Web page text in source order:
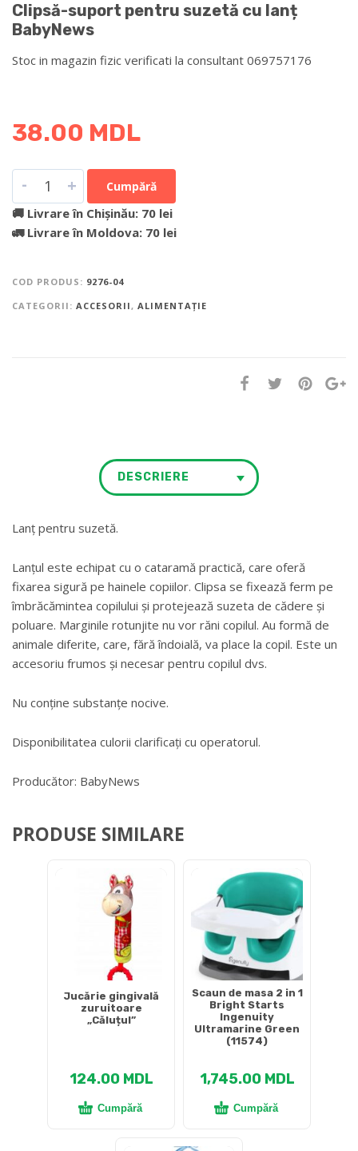
Clipsă-suport pentru suzetă cu lanț
BabyNews
Stoc in magazin fizic verificati la consultant 069757176
38.00 MDL
- + Cumpără
🚚 Livrare în Chișinău: 70 lei
🚛 Livrare în Moldova: 70 lei
COD PRODUS: 9276-04
CATEGORII: ACCESORII , ALIMENTAȚIE
DESCRIERE
Lanț pentru suzetă.
Lanțul este echipat cu o cataramă practică, care oferă
fixarea sigură pe hainele copiilor. Clipsa se fixează ferm pe
îmbrăcămintea copilului și protejează suzeta de cădere și
poluare. Marginile rotunjite nu vor răni copilul. Au formă de
animale diferite, care, fără îndoială, va place la copil. Este un
accesoriu frumos și necesar pentru copilul dvs.
Nu conține substanțe nocive.
Disponibilitatea culorii clarificați cu operatorul.
Producător: BabyNews
PRODUSE SIMILARE
Jucărie gingivală
zuruitoare
„Căluțul”
124.00 MDL
Cumpără
Scaun de masa 2 in 1
Bright Starts
Ingenuity
Ultramarine Green
(11574)
1,745.00 MDL
Cumpără